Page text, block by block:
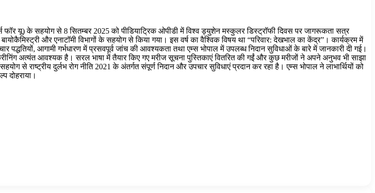
यू) के सहयोग से 8 सितम्बर 2025 को पीडियाट्रिक ओपीडी में विश्व ड्युशेन मस्कुलर डिस्ट्रॉफी दिवस पर जागरूकता सत्र
और एनाटॉमी विभागों के सहयोग से किया गया। इस वर्ष का वैश्विक विषय था “परिवार: देखभाल का केंद्र”। कार्यक्रम में
आगामी गर्भधारण में प्रसवपूर्व जांच की आवश्यकता तथा एम्स भोपाल में उपलब्ध निदान सुविधाओं के बारे में जानकारी दी गई।
अत्यंत आवश्यक है। सरल भाषा में तैयार किए गए मरीज सूचना पुस्तिकाएं वितरित की गईं और कुछ मरीजों ने अपने अनुभव भी साझा
राष्ट्रीय दुर्लभ रोग नीति 2021 के अंतर्गत संपूर्ण निदान और उपचार सुविधाएं प्रदान कर रहा है। एम्स भोपाल ने लाभार्थियों को
दोहराया।